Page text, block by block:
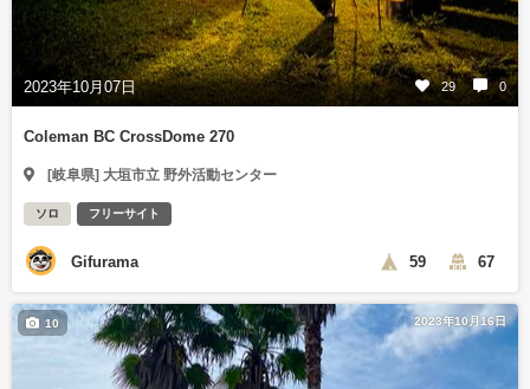
2023年10月07日 29 0
Coleman BC CrossDome 270
[岐阜県] 大垣市立 野外活動センター
ソロ フリーサイト
Gifurama 59 67
2023年10月16日
10